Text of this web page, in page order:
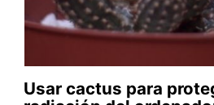
Usar cactus para